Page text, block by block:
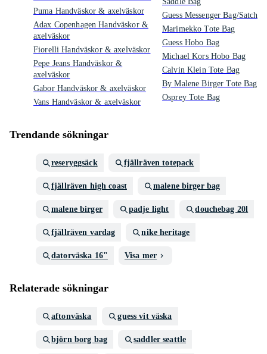
Puma Handväskor & axelväskor
Adax Copenhagen Handväskor &
axelväskor
Fiorelli Handväskor & axelväskor
Pepe Jeans Handväskor &
axelväskor
Gabor Handväskor & axelväskor
Vans Handväskor & axelväskor
Guess Messenger Bag/Satchel
Marimekko Tote Bag
Guess Hobo Bag
Michael Kors Hobo Bag
Calvin Klein Tote Bag
By Malene Birger Tote Bag
Osprey Tote Bag
Trendande sökningar
reseryggsäck fjällräven totepack
fjällräven high coast malene birger bag
malene birger padje light douchebag 20l
fjällräven vardag nike heritage
datorväska 16" Visa mer
Relaterade sökningar
aftonväska guess vit väska
björn borg bag saddler seattle